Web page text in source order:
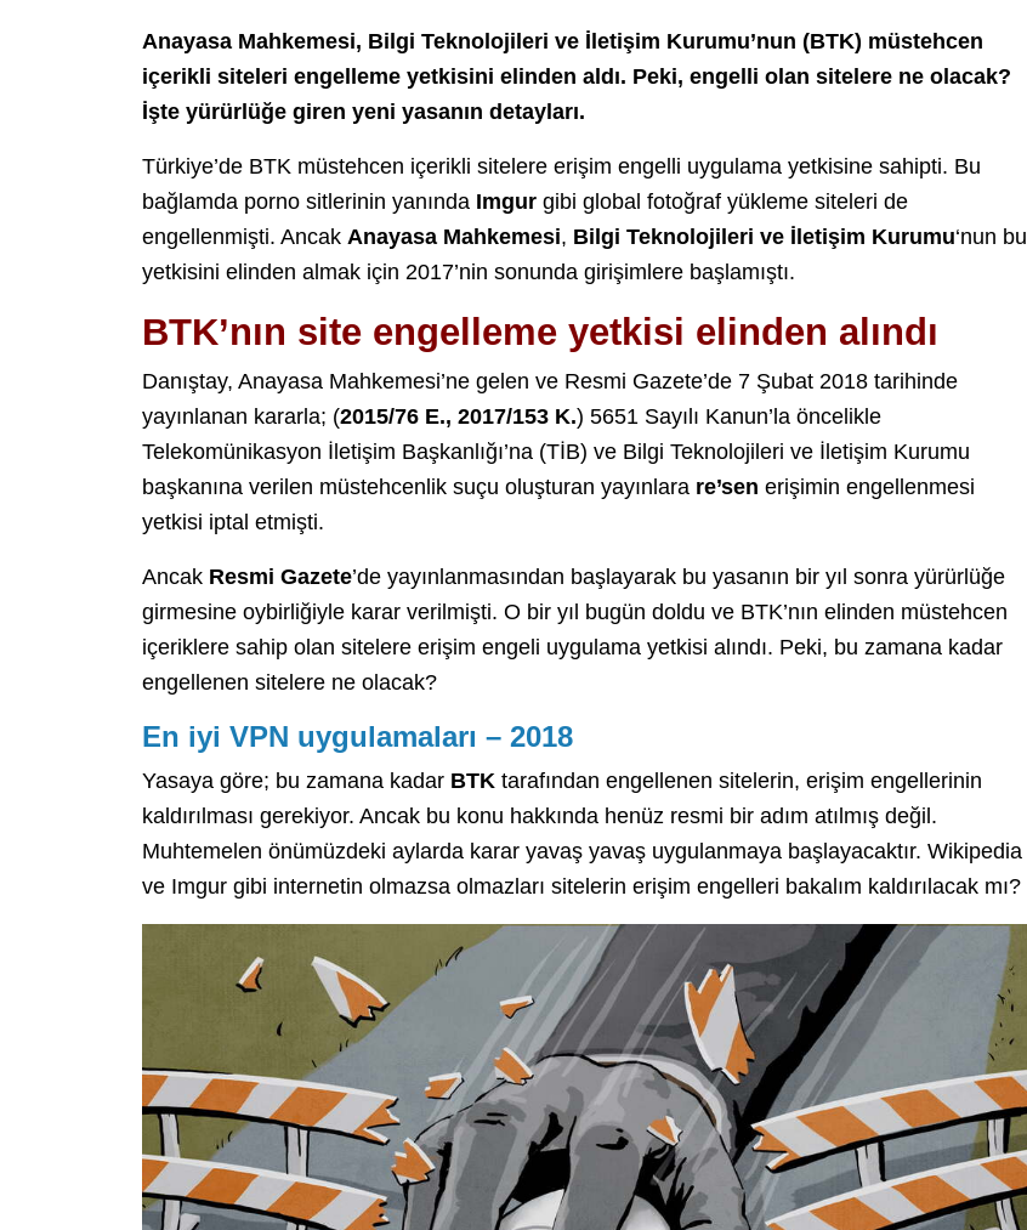
Anayasa Mahkemesi, Bilgi Teknolojileri ve İletişim Kurumu’nun (BTK) müstehcen
içerikli siteleri engelleme yetkisini elinden aldı. Peki, engelli olan sitelere ne olacak?
İşte yürürlüğe giren yeni yasanın detayları.
Türkiye’de BTK müstehcen içerikli sitelere erişim engelli uygulama yetkisine sahipti. Bu
bağlamda porno sitlerinin yanında Imgur gibi global fotoğraf yükleme siteleri de
engellenmişti. Ancak Anayasa Mahkemesi, Bilgi Teknolojileri ve İletişim Kurumu‘nun bu
yetkisini elinden almak için 2017’nin sonunda girişimlere başlamıştı.
BTK’nın site engelleme yetkisi elinden alındı
Danıştay, Anayasa Mahkemesi’ne gelen ve Resmi Gazete’de 7 Şubat 2018 tarihinde
yayınlanan kararla; (2015/76 E., 2017/153 K.) 5651 Sayılı Kanun’la öncelikle
Telekomünikasyon İletişim Başkanlığı’na (TİB) ve Bilgi Teknolojileri ve İletişim Kurumu
başkanına verilen müstehcenlik suçu oluşturan yayınlara re’sen erişimin engellenmesi
yetkisi iptal etmişti.
Ancak Resmi Gazete’de yayınlanmasından başlayarak bu yasanın bir yıl sonra yürürlüğe
girmesine oybirliğiyle karar verilmişti. O bir yıl bugün doldu ve BTK’nın elinden müstehcen
içeriklere sahip olan sitelere erişim engeli uygulama yetkisi alındı. Peki, bu zamana kadar
engellenen sitelere ne olacak?
En iyi VPN uygulamaları – 2018
Yasaya göre; bu zamana kadar BTK tarafından engellenen sitelerin, erişim engellerinin
kaldırılması gerekiyor. Ancak bu konu hakkında henüz resmi bir adım atılmış değil.
Muhtemelen önümüzdeki aylarda karar yavaş yavaş uygulanmaya başlayacaktır. Wikipedia
ve Imgur gibi internetin olmazsa olmazları sitelerin erişim engelleri bakalım kaldırılacak mı?